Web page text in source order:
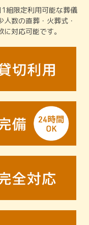
組限定利用可能な葬儀
数の直葬・火葬式・
対応可能です。